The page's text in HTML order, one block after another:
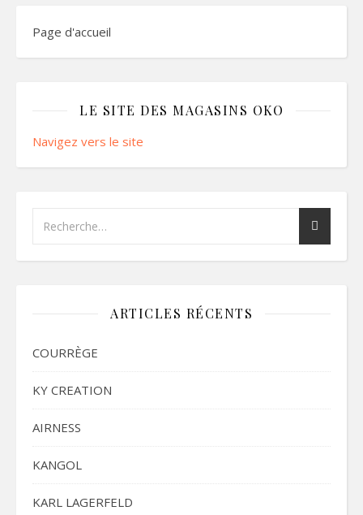
Page d'accueil
LE SITE DES MAGASINS OKO
Navigez vers le site
ARTICLES RÉCENTS
COURRÈGE
KY CREATION
AIRNESS
KANGOL
KARL LAGERFELD